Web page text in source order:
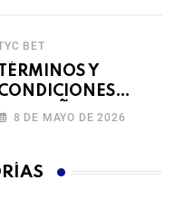
BET
Y
8 DE MAYO DE 2026